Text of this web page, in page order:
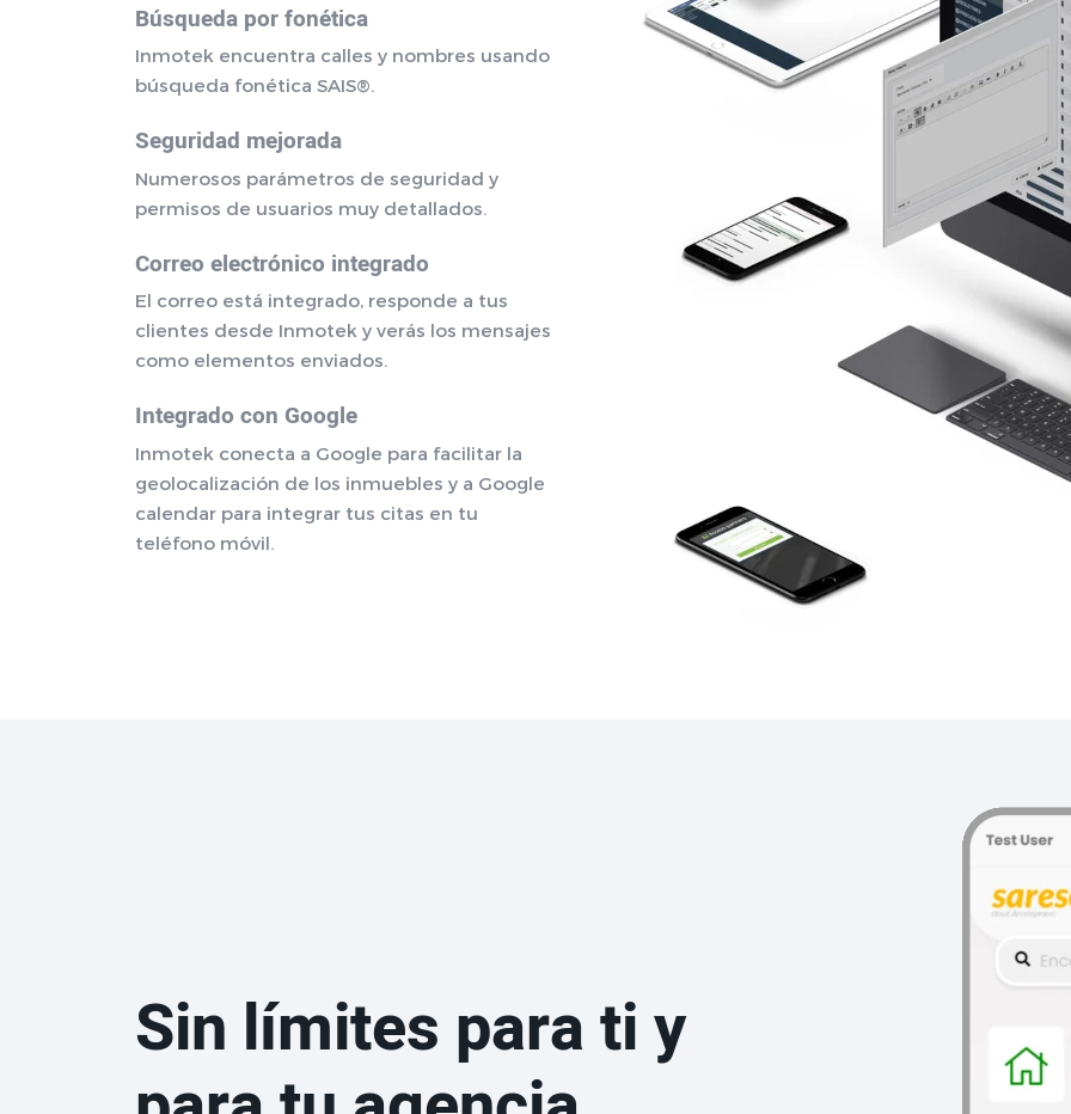
Búsqueda por fonética
Inmotek encuentra calles y nombres usando
búsqueda fonética SAIS®.
Seguridad mejorada
Numerosos parámetros de seguridad y
permisos de usuarios muy detallados.
Correo electrónico integrado
El correo está integrado, responde a tus
clientes desde Inmotek y verás los mensajes
como elementos enviados.
Integrado con Google
Inmotek conecta a Google para facilitar la
geolocalización de los inmuebles y a Google
calendar para integrar tus citas en tu
teléfono móvil.
Sin límites para ti y